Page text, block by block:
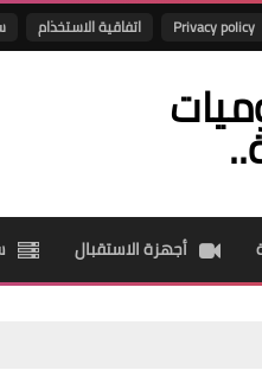
Privacy policy اتفاقية الاستخذام
أجهزة الاستقبال